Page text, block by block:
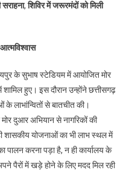
ने
महापौर
मोर
के
लाभान्वितों
से
,शिविर में जरूरमंदों को मिली
के सुभाष स्टेडियम में आयोजित मोर
हुए। इस दौरान उन्होंने छत्तीसगढ़
के लाभांन्वितों से बातचीत की।
मोर दुआर अभियान से नागरिकों की
शासकीय योजनाओं का भी लाभ स्थल में
पालन करना पड़ा है, न ही कार्यालय के
पैरों में खड़े होने के लिए मदद मिल रही